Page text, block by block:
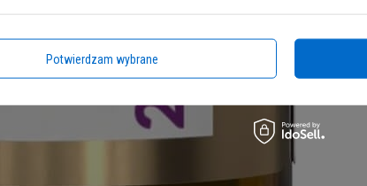
Potwierdzam wybrane